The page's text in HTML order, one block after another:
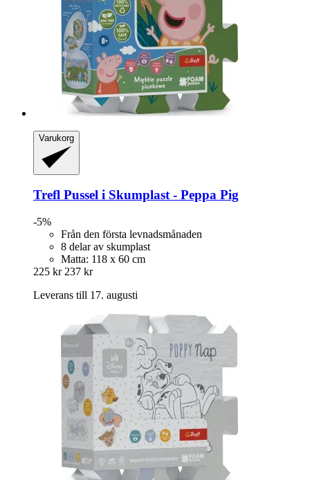
Varukorg
Trefl Pussel i Skumplast -​ Peppa Pig
-5%
Från den första levnadsmånaden
8 delar av skumplast
Matta: 118 x 60 cm
225 kr 237 kr
Leverans till 17. augusti